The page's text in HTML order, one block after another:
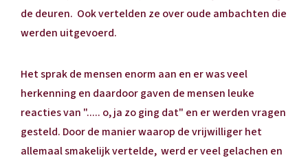
de deuren. Ook vertelden ze over oude ambachten die
werden uitgevoerd.
Het sprak de mensen enorm aan en er was veel
herkenning en daardoor gaven de mensen leuke
reacties van "..... o, ja zo ging dat" en er werden vragen
gesteld. Door de manier waarop de vrijwilliger het
allemaal smakelijk vertelde, werd er veel gelachen en